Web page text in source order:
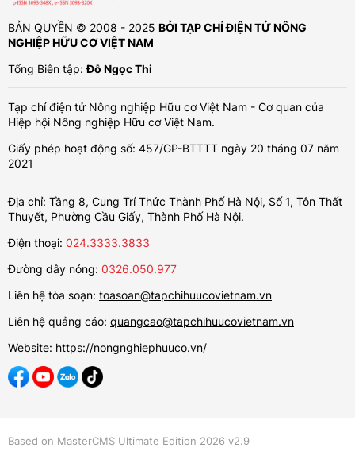
BẢN QUYỀN © 2008 - 2025 BỞI TẠP CHÍ ĐIỆN TỬ NÔNG
NGHIỆP HỮU CƠ VIỆT NAM
Tổng Biên tập:Đỗ Ngọc Thi
Tạp chí điện tử Nông nghiệp Hữu cơ Việt Nam - Cơ quan của
Hiệp hội Nông nghiệp Hữu cơ Việt Nam.
Giấy phép hoạt động số: 457/GP-BTTTT ngày 20 tháng 07 năm
2021
Địa chỉ: Tầng 8, Cung Trí Thức Thành Phố Hà Nội, Số 1, Tôn Thất
Thuyết, Phường Cầu Giấy, Thành Phố Hà Nội.
Điện thoại: 024.3333.3833
Đường dây nóng: 0326.050.977
Liên hệ tòa soạn: toasoan@tapchihuucovietnam.vn
Liên hệ quảng cáo: quangcao@tapchihuucovietnam.vn
Website: https://nongnghiephuuco.vn/
Based on MasterCMS Ultimate Edition 2026 v2.9